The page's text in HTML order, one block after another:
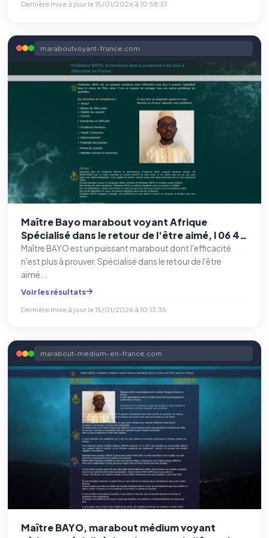
Dernière mise à jour le15/01/2026 à 10:58:51
maraboutvoyant-france.com
Maître Bayo marabout voyant Afrique
Spécialisé dans le retour de l'être aimé, l 06 46
61 71 14
Maître BAYO est un puissant marabout dont l'efficacité
n'est plus à prouver. Spécialisé dans le retour de l'être
aimé...
Voir les résultats
Dernière mise à jour le15/01/2026 à 10:13:35
marabout-medium-en-france.com
Maître BAYO, marabout médium voyant